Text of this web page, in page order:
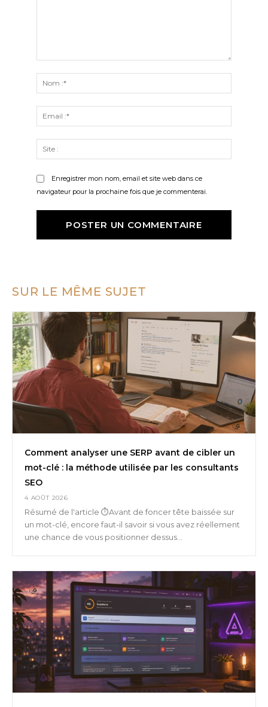
:*
:*
:
Enregistrer mon nom, email et site web dans ce
navigateur pour la prochaine fois que je commenterai.
SUR LE MÊME SUJET
Comment analyser une SERP avant de cibler un
mot-clé : la méthode utilisée par les consultants
SEO
4 AOÛT 2026
Résumé de l'article ⏱️Avant de foncer tête baissée sur
un mot-clé, encore faut-il savoir si vous avez réellement
une chance de vous positionner dessus...